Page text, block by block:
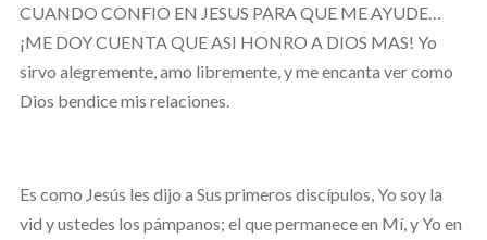
CUANDO CONFIO EN JESUS PARA QUE ME AYUDE…
¡ME DOY CUENTA QUE ASI HONRO A DIOS MAS! Yo
sirvo alegremente, amo libremente, y me encanta ver como
Dios bendice mis relaciones.
Es como Jesús les dijo a Sus primeros discípulos, Yo soy la
vid y ustedes los pámpanos; el que permanece en Mí, y Yo en